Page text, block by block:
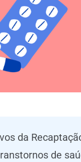
da
de